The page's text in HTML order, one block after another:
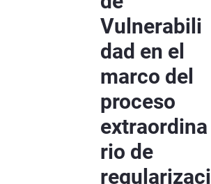
Vulnerabili
dad en el
marco del
proceso
extraordina
rio de
regularizaci